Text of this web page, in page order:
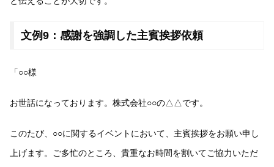
文例9：感謝を強調した主賓挨拶依頼
「○○様
お世話になっております。株式会社○○の△△です。
このたび、○○に関するイベントにおいて、主賓挨拶をお願い申し
上げます。ご多忙のところ、貴重なお時間を割いてご協力いただ